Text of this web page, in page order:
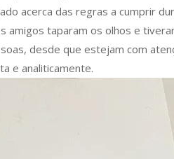
acerca das regras a cumprir
amigos taparam os olhos e
desde que estejam com
e analiticamente.